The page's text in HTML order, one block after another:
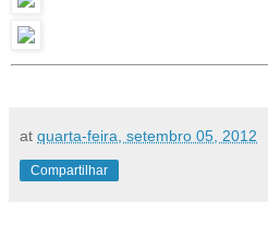
at quarta-feira, setembro 05, 2012
Compartilhar